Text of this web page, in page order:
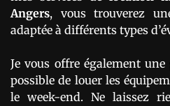
Angers, vous trouverez
adaptée à différents types
Je vous offre également
possible de louer les
le week-end. Ne laissez